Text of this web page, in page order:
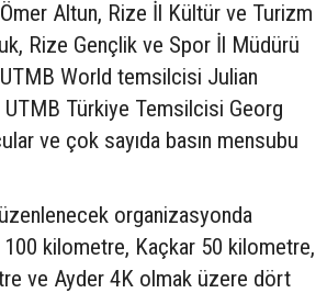
Altun, Rize İl Kültür ve Turizm
Rize Gençlik ve Spor İl Müdürü
World temsilcisi Julian
Türkiye Temsilcisi Georg
ve çok sayıda basın mensubu
organizasyonda
kilometre, Kaçkar 50 kilometre,
ve Ayder 4K olmak üzere dört